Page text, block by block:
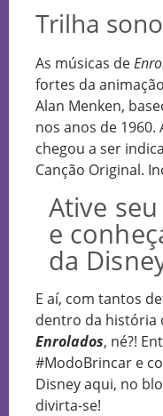
Trilha
As músicas de
fortes da
Alan Menken,
nos anos de 1960.
chegou a ser
Canção Original.
Ative
e
da
E aí, com tantos
dentro da história
Enrolados, né?!
#ModoBrincar e
Disney aqui, no
divirta-se!